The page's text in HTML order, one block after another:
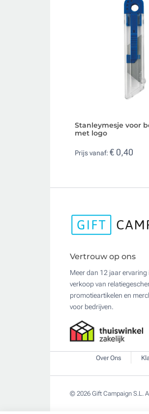
Stanleymesje voor
met logo
Prijs vanaf: € 0,40
Vertrouw op ons
Meer dan 12 jaar ervaring
verkoop van
promotieartikelen en
voor bedrijven.
Over Ons
© 2026 Gift Campaign S.L.